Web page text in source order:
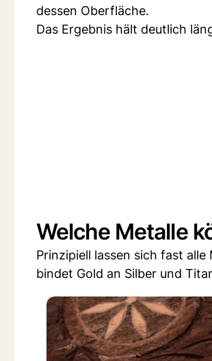
dessen Oberfläche.
Das Ergebnis hält deutlich
Welche Metalle
Prinzipiell lassen sich fast
bindet Gold an Silber und